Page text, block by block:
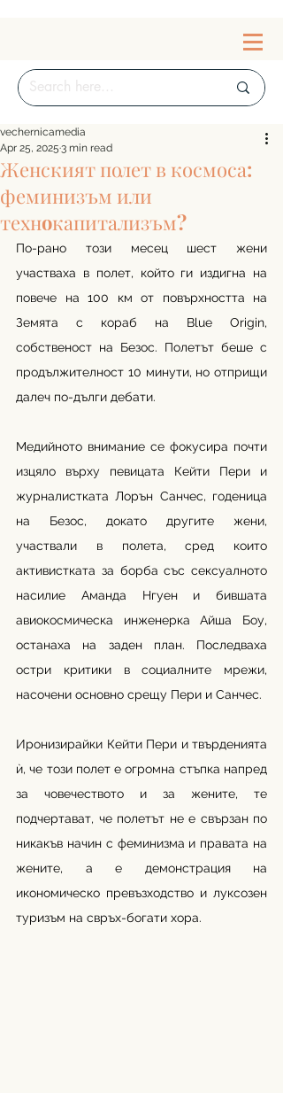
Женският полет в космоса:
феминизъм или
технoкапитализъм?
vechernicamedia
Apr 25, 2025 3 min read
По-рано този месец шест жени
участваха в полет, който ги издигна на
повече на 100 км от повърхността на
Земята с кораб на Blue Origin,
собственост на Безос. Полетът беше с
продължителност 10 минути, но отприщи
далеч по-дълги дебати.
Медийното внимание се фокусира почти
изцяло върху певицата Кейти Пери и
журналистката Лорън Санчес, годеница
на Безос, докато другите жени,
участвали в полета, сред които
активистката за борба със сексуалното
насилие Аманда Нгуен и бившата
авиокосмическа инженерка Айша Боу,
останаха на заден план. Последваха
остри критики в социалните мрежи,
насочени основно срещу Пери и Санчес.
Иронизирайки Кейти Пери и твърденията
ѝ, че този полет е огромна стъпка напред
за човечеството и за жените, те
подчертават, че полетът не е свързан по
никакъв начин с феминизма и правата на
жените, а е демонстрация на
икономическо превъзходство и луксозен
туризъм на свръх-богати хора.